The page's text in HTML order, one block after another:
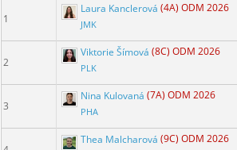
1
Laura Kanclerová (4A) ODM 2026
JMK
2
Viktorie Šímová (8C) ODM 2026
PLK
3
Nina Kulovaná (7A) ODM 2026
PHA
Thea Malcharová (9C) ODM 2026